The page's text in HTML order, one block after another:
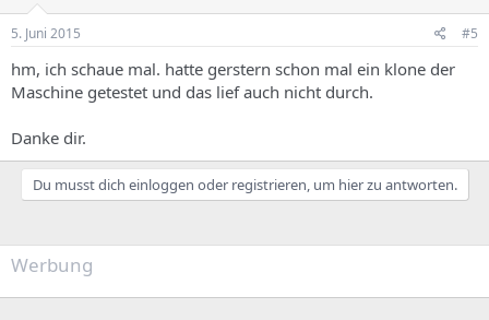
5. Juni 2015 #5
hm, ich schaue mal. hatte gerstern schon mal ein klone der
Maschine getestet und das lief auch nicht durch.
Danke dir.
Du musst dich einloggen oder registrieren, um hier zu antworten.
Werbung